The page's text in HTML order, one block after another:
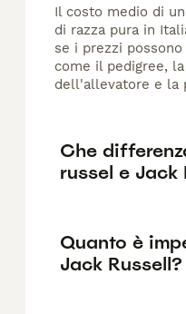
Il costo medio di
di razza pura in
se i prezzi
come il pedigree,
dell'allevatore e la
Che
russel e Jack
Quanto è
Jack Russell?